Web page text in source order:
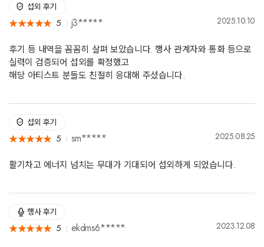
섭외 후기
★★★★★
★★★★★ 5 j3***** 2025.10.10
후기 등 내역을 꼼꼼히 살펴 보았습니다. 행사 관계자와 통화 등으로
실력이 검증되어 섭외를 확정했고
해당 아티스트 분들도 친절히 응대해 주셨습니다.
섭외 후기
★★★★★
★★★★★ 5 sm***** 2025.08.25
활기차고 에너지 넘치는 무대가 기대되어 섭외하게 되었습니다.
행사 후기
★★★★★
★★★★★ 5 ekdms6***** 2023.12.08